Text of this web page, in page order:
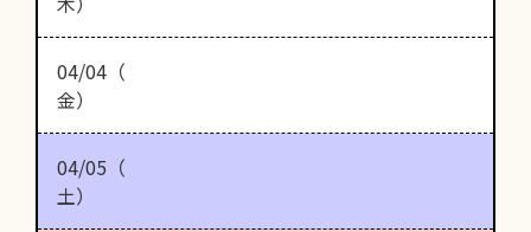
04/04（
金）
04/05（
土）